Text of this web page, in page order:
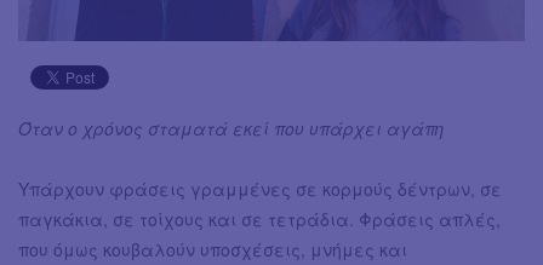
Όταν ο χρόνος σταματά εκεί που υπάρχει αγάπη
Υπάρχουν φράσεις γραμμένες σε κορμούς δέντρων, σε
παγκάκια, σε τοίχους και σε τετράδια. Φράσεις απλές,
που όμως κουβαλούν υποσχέσεις, μνήμες και